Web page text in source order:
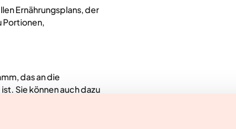
Ernährungsplans, der
Portionen,
das an die
Sie können auch dazu